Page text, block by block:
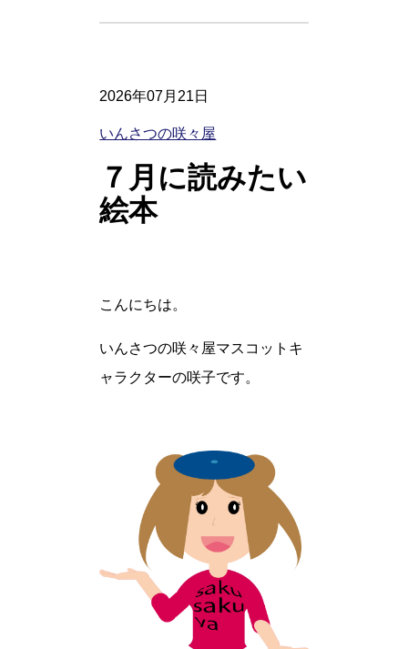
2026年07月21日
いんさつの咲々屋
７月に読みたい
絵本
こんにちは。
いんさつの咲々屋マスコットキ
ャラクターの咲子です。